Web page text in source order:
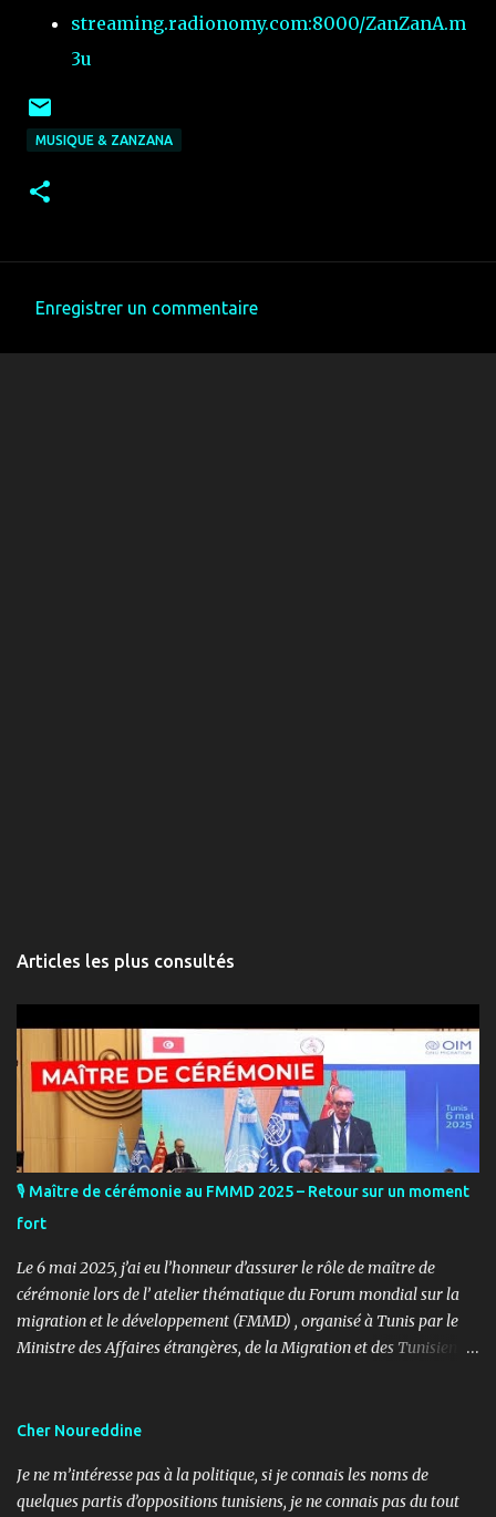
streaming.radionomy.com:8000/ZanZanA.m
3u
MUSIQUE & ZANZANA
Enregistrer un commentaire
Articles les plus consultés
🎙️ Maître de cérémonie au FMMD 2025 – Retour sur un moment
fort
Le 6 mai 2025, j’ai eu l’honneur d’assurer le rôle de maître de
cérémonie lors de l’ atelier thématique du Forum mondial sur la
migration et le développement (FMMD) , organisé à Tunis par le
Ministre des Affaires étrangères, de la Migration et des Tunisiens à
niveau a rassemblé des diplomates, des experts de la diaspora, des
civile autour d’un objectif commun : renforcer le rôle stratégique
de la diaspora dans le développement durable, l’investissement et
Cher Noureddine
Je ne m’intéresse pas à la politique, si je connais les noms de
quelques partis d’oppositions tunisiens, je ne connais pas du tout